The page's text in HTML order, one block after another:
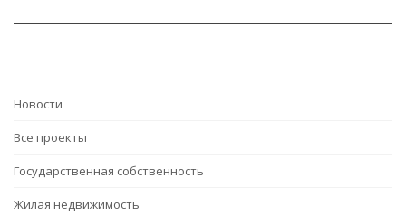
Hовости
Все проекты
Государственная собственность
Жилая недвижимость